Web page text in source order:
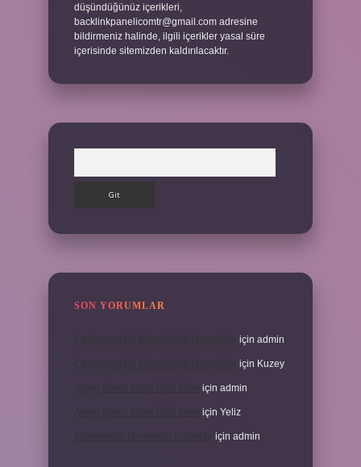
düşündüğünüz içerikleri,
backlinkpanelicomtr@gmail.com adresine
bildirmeniz halinde, ilgili içerikler yasal süre
içerisinde sitemizden kaldırılacaktır.
SON YORUMLAR
için admin
için Kuzey
Akrep Burcu Nasıl Özür Diler için admin
Akrep Burcu Nasıl Özür Diler için Yeliz
için admin